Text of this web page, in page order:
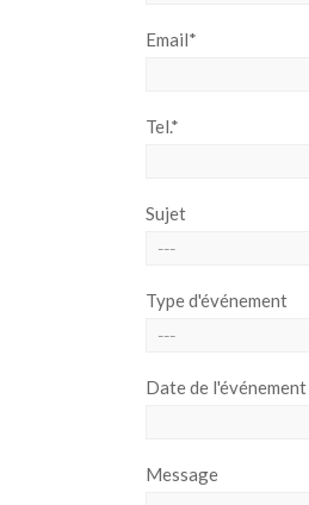
Email*
Tel.*
Sujet
Type d'événement
Date de l'événement
Message